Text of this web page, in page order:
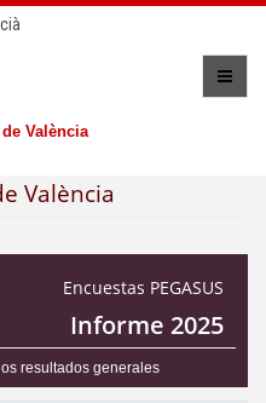
València
València
Encuestas PEGASUS
Informe 2025
resultados generales